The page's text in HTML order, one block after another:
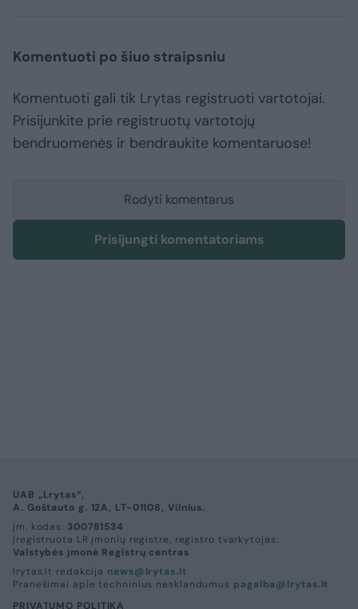
Komentuoti po šiuo straipsniu
Komentuoti gali tik Lrytas registruoti vartotojai.
Prisijunkite prie registruotų vartotojų
bendruomenės ir bendraukite komentaruose!
Rodyti komentarus
Prisijungti komentatoriams
UAB „Lrytas“,
A. Goštauto g. 12A, LT-01108, Vilnius.
Įm. kodas: 300781534
Įregistruota LR įmonių registre, registro tvarkytojas:
Valstybės įmonė Registrų centras
lrytas.lt redakcija news@lrytas.lt
Pranešimai apie techninius nesklandumus pagalba@lrytas.lt
PRIVATUMO POLITIKA